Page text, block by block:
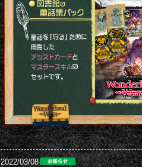
2022/03/08